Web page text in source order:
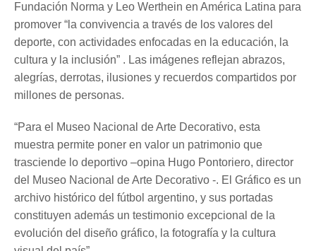
Fundación Norma y Leo Werthein en América Latina para
promover “la convivencia a través de los valores del
deporte, con actividades enfocadas en la educación, la
cultura y la inclusión” . Las imágenes reflejan abrazos,
alegrías, derrotas, ilusiones y recuerdos compartidos por
millones de personas.
“Para el Museo Nacional de Arte Decorativo, esta
muestra permite poner en valor un patrimonio que
trasciende lo deportivo –opina Hugo Pontoriero, director
del Museo Nacional de Arte Decorativo -. El Gráfico es un
archivo histórico del fútbol argentino, y sus portadas
constituyen además un testimonio excepcional de la
evolución del diseño gráfico, la fotografía y la cultura